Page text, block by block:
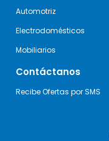
Automotriz
Electrodomésticos
Mobiliarios
Contáctanos
Recibe Ofertas por SMS